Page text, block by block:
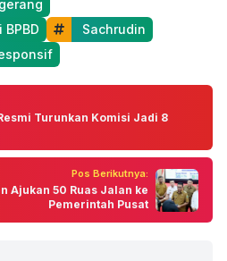
Sachrudin
Turunkan Komisi Jadi 8
Pos Berikutnya:
Ajukan 50 Ruas Jalan ke
Pemerintah Pusat